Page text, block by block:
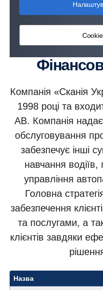
Компанія «Сканія
1998 році та
AB. Компанія
обслуговування
забезпечує інші
навчання водіїв,
управління
Головна
забезпечення
та послугами, а
клієнтів завдяки
Назва